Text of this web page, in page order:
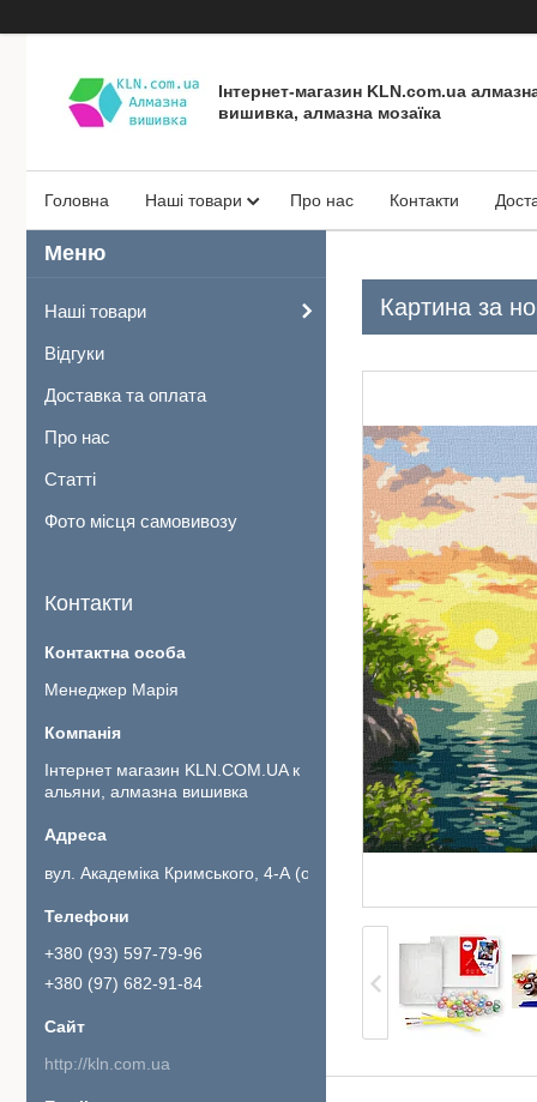
Інтернет-магазин KLN.com.ua
вишивка, алмазна мозаїка
Головна Наші товари Про нас Контакти
Картина за
Наші товари
Відгуки
Доставка та оплата
Про нас
Статті
Фото місця самовивозу
Контакти
Менеджер Марія
Інтернет магазин KLN.COM.UA к
альяни, алмазна вишивка
вул. Академіка Кримського, 4-А (офіс 111)., Київ, Україна
+380 (93) 597-79-96
+380 (97) 682-91-84
http://kln.com.ua